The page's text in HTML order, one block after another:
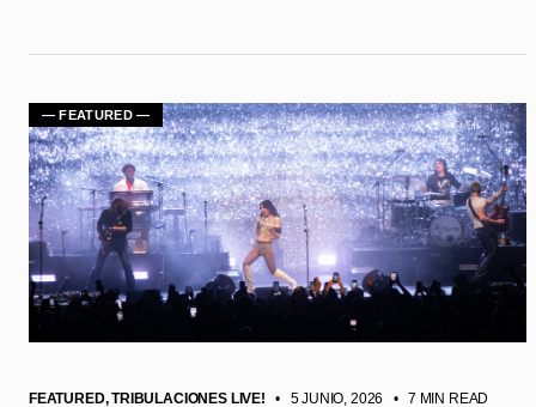
FEATURED,TRIBULACIONES LIVE! • 5 JUNIO, 2026 • 7 MIN READ
— FEATURED —